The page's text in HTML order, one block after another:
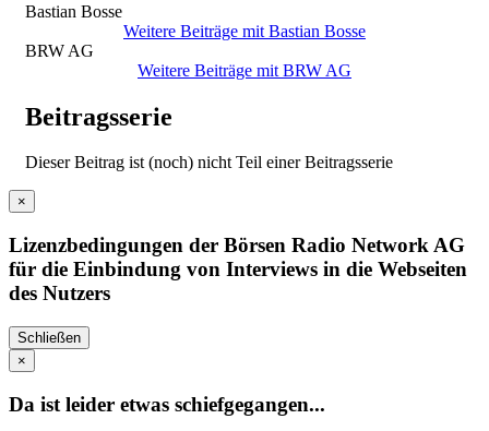
Bastian Bosse
Weitere Beiträge mit Bastian Bosse
BRW AG
Weitere Beiträge mit BRW AG
Beitragsserie
Dieser Beitrag ist (noch) nicht Teil einer Beitragsserie
×
Lizenzbedingungen der Börsen Radio Network AG
für die Einbindung von Interviews in die Webseiten
des Nutzers
Schließen
×
Da ist leider etwas schiefgegangen...